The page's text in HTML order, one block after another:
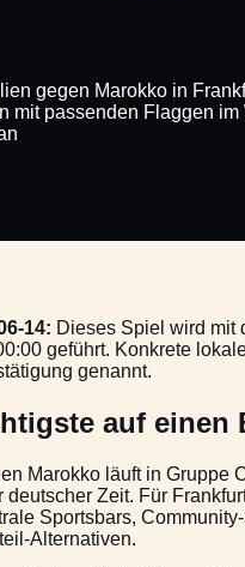
14: Dieses Spiel wird mit
geführt. Konkrete
genannt.
auf einen
Marokko läuft in Gruppe
deutscher Zeit. Für
Sportsbars,
Alternativen.